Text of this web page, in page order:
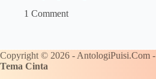
1 Comment
Copyright © 2026 - AntologiPuisi.Com -
Tema Cinta